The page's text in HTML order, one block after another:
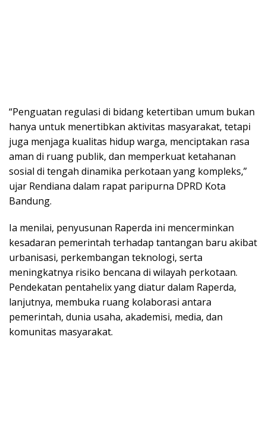
“Penguatan regulasi di bidang ketertiban umum bukan
hanya untuk menertibkan aktivitas masyarakat, tetapi
juga menjaga kualitas hidup warga, menciptakan rasa
aman di ruang publik, dan memperkuat ketahanan
sosial di tengah dinamika perkotaan yang kompleks,”
ujar Rendiana dalam rapat paripurna DPRD Kota
Bandung.
Ia menilai, penyusunan Raperda ini mencerminkan
kesadaran pemerintah terhadap tantangan baru akibat
urbanisasi, perkembangan teknologi, serta
meningkatnya risiko bencana di wilayah perkotaan.
Pendekatan pentahelix yang diatur dalam Raperda,
lanjutnya, membuka ruang kolaborasi antara
pemerintah, dunia usaha, akademisi, media, dan
komunitas masyarakat.